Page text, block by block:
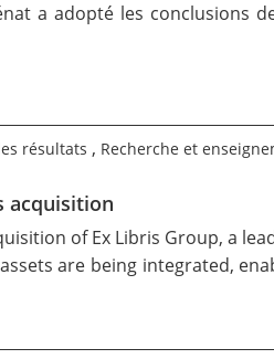
a adopté les conclusions
résultats , Recherche et
acquisition
of Ex Libris Group, a
are being integrated,